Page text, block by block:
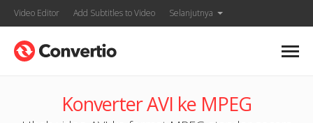
Video Editor Add Subtitles to Video Selanjutnya
Konverter AVI ke MPEG